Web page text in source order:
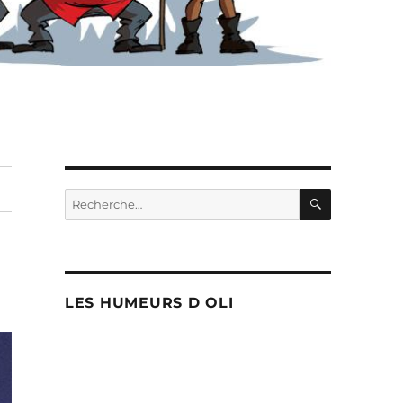
Recherche
pour :
LES HUMEURS D OLI